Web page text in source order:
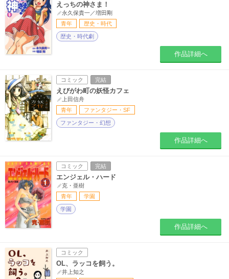
えっちの神さま！
永久保貴一／増田剛
青年
歴史・時代
歴史・時代劇
作品詳細へ
コミック 完結
えびがわ町の妖怪カフェ
上田信舟
青年
ファンタジー・SF
ファンタジー・幻想
作品詳細へ
コミック 完結
エンジェル・ハード
克・亜樹
青年
学園
学園
作品詳細へ
コミック
OL、ラッコを飼う。
井上知之